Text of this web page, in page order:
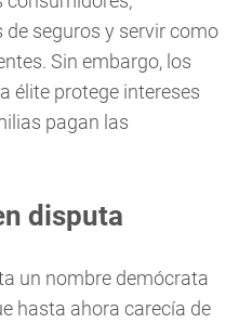
seguros y servir como
Sin embargo, los
élite protege intereses
pagan las
disputa
un nombre demócrata
hasta ahora carecía de